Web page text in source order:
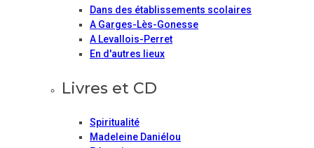
Dans des établissements scolaires
A Garges-Lès-Gonesse
A Levallois-Perret
En d'autres lieux
Livres et CD
Spiritualité
Madeleine Daniélou